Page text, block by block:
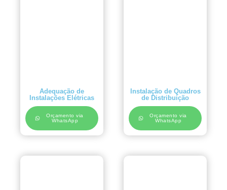
Adequação de
Instalações Elétricas
Orçamento via
WhatsApp
Instalação de Quadros
de Distribuição
Orçamento via
WhatsApp